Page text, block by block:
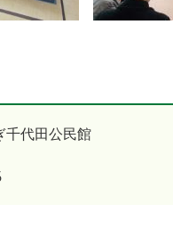
千代田公民館